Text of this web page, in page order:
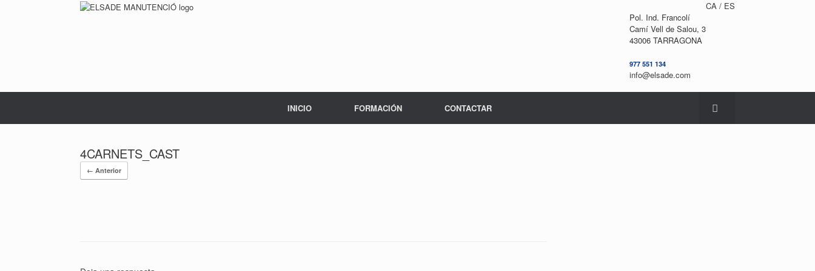
Pol. Ind. Francolí
Camí Vell de Salou, 3
43006 TARRAGONA
977 551 134
info@elsade.com
CA / ES
INICIO FORMACIÓN CONTACTAR
4CARNETS_CAST
← Anterior